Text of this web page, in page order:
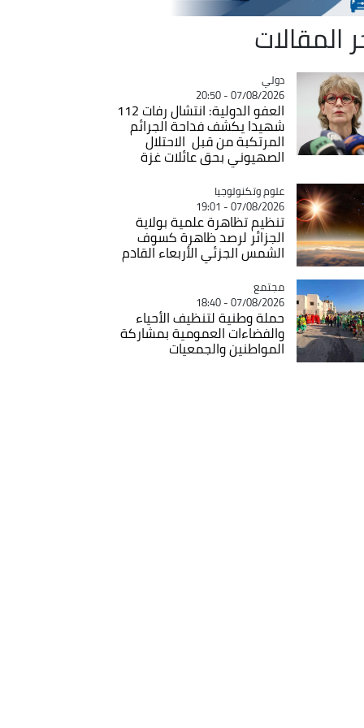
المقالات
Catégorie
دولي
07/08/2026 - 20:50
العفو الدولية: انتشال رفات 112
شهيدا يكشف فداحة الجرائم
المرتكبة من قبل الاحتلال
الصهيوني بحق عائلات غزة
Catégorie
علوم وتكنولوجيا
07/08/2026 - 19:01
تنظيم تظاهرة علمية بولاية
الجزائر لرصد ظاهرة كسوف
الشمس الجزئي الأربعاء القادم
Catégorie
مجتمع
07/08/2026 - 18:40
حملة وطنية لتنظيف الأحياء
والفضاءات العمومية بمشاركة
المواطنين والجمعيات